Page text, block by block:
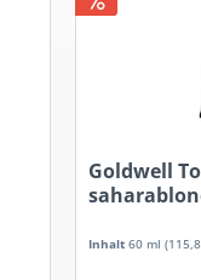
Goldwell
Inhalt60 ml